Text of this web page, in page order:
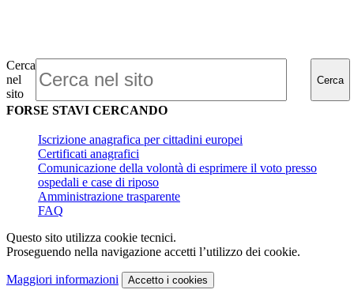
Cerca
nel
sito
Cerca
FORSE STAVI CERCANDO
Iscrizione anagrafica per cittadini europei
Certificati anagrafici
Comunicazione della volontà di esprimere il voto presso
ospedali e case di riposo
Amministrazione trasparente
FAQ
Questo sito utilizza cookie tecnici.
Proseguendo nella navigazione accetti l’utilizzo dei cookie.
Maggiori informazioni Accetto i cookies